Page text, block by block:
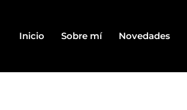
Inicio Sobre mí Novedades